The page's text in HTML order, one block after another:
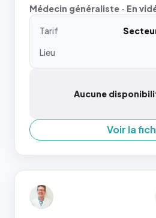
Médecin généraliste · En
Tarif
Lieu
Aucune
Voir la